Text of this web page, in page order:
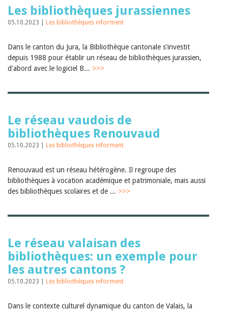
Les bibliothèques jurassiennes
05.10.2023 | Les bibliothèques informent
Dans le canton du Jura, la Bibliothèque cantonale s'investit
depuis 1988 pour établir un réseau de bibliothèques jurassien,
d'abord avec le logiciel B... >>>
Le réseau vaudois de
bibliothèques Renouvaud
05.10.2023 | Les bibliothèques informent
Renouvaud est un réseau hétérogène. Il regroupe des
bibliothèques à vocation académique et patrimoniale, mais aussi
des bibliothèques scolaires et de ... >>>
Le réseau valaisan des
bibliothèques: un exemple pour
les autres cantons ?
05.10.2023 | Les bibliothèques informent
Dans le contexte culturel dynamique du canton de Valais, la